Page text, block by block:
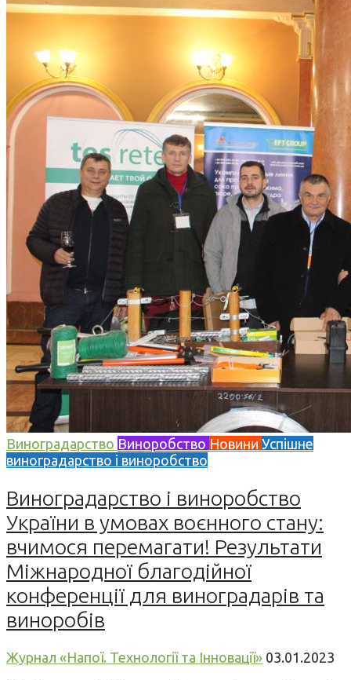
Виноградарство Виноробство Новини Успішне
виноградарство і виноробство
Виноградарство і виноробство
України в умовах воєнного стану:
вчимося перемагати! Результати
Міжнародної благодійної
конференції для виноградарів та
виноробів
Журнал «Напої. Технології та Інновації» 03.01.2023